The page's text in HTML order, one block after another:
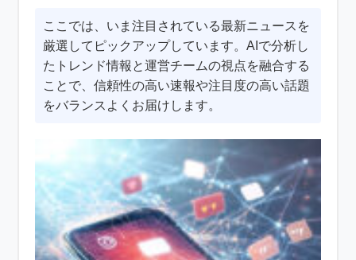
ここでは、いま注目されている最新ニュースを
厳選してピックアップしています。AIで分析し
たトレンド情報と運営チームの視点を融合する
ことで、信頼性の高い速報や注目度の高い話題
をバランスよくお届けします。